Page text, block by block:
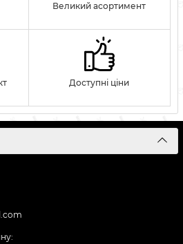
Великий асортимент
Доступні ціни